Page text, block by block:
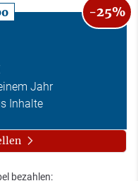
-25%
Jahr
Inhalte
bezahlen: